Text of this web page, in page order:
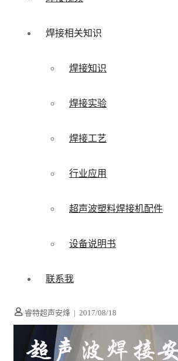
焊接相关知识
焊接知识
焊接实验
焊接工艺
行业应用
超声波塑料焊接机配件
设备说明书
联系我
睿特超声安烽 | 2017/08/18